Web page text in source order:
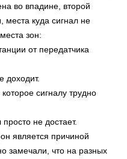
во впадине, второй
места куда сигнал не
зон:
от передатчика
доходит.
сигналу трудно
не достает.
является причиной
замечали, что на разных